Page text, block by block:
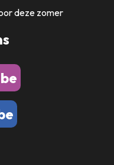
deze zomer